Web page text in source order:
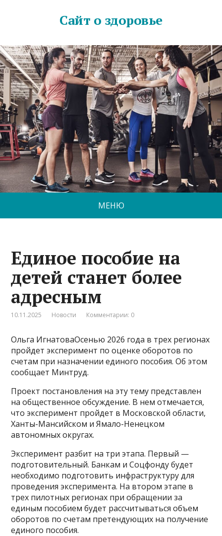
Сайт о здоровье
МЕНЮ
Единое пособие на
детей станет более
адресным
10.11.2025 Новости Комментарии: 0
Ольга ИгнатоваОсенью 2026 года в трех регионах
пройдет эксперимент по оценке оборотов по
счетам при назначении единого пособия. Об этом
сообщает Минтруд.
Проект постановления на эту тему представлен
на общественное обсуждение. В нем отмечается,
что эксперимент пройдет в Московской области,
Ханты-Мансийском и Ямало-Ненецком
автономных округах.
Эксперимент разбит на три этапа. Первый —
подготовительный. Банкам и Соцфонду будет
необходимо подготовить инфраструктуру для
проведения эксперимента. На втором этапе в
трех пилотных регионах при обращении за
единым пособием будет рассчитываться объем
оборотов по счетам претендующих на получение
единого пособия.